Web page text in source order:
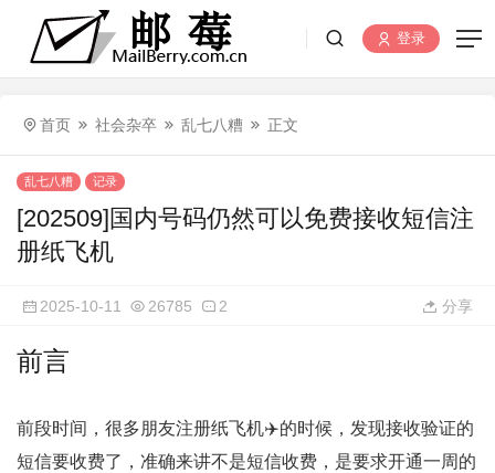
登录
首页 社会杂卒 乱七八糟 正文
乱七八糟 记录
[202509]国内号码仍然可以免费接收短信注
册纸飞机
2025-10-11 26785 2 分享
前言
前段时间，很多朋友注册纸飞机✈️的时候，发现接收验证的
短信要收费了，准确来讲不是短信收费，是要求开通一周的